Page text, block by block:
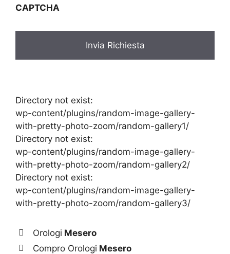
a
y
CAPTCHA
Directory not exist:
wp-content/plugins/random-image-gallery-
with-pretty-photo-zoom/random-gallery1/
Directory not exist:
wp-content/plugins/random-image-gallery-
with-pretty-photo-zoom/random-gallery2/
Directory not exist:
wp-content/plugins/random-image-gallery-
with-pretty-photo-zoom/random-gallery3/
Orologi Mesero
Compro Orologi Mesero